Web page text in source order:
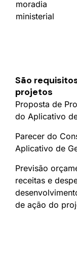
moradia
ministerial
São
projetos
Proposta de
do Aplicativo
Parecer do
Aplicativo de
Previsão
receitas e
de ação do